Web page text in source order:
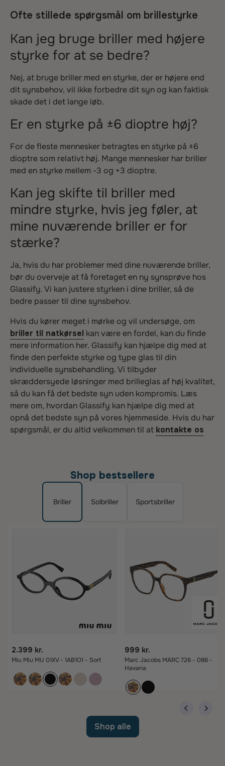
Ofte stillede spørgsmål om brillestyrke
Kan jeg bruge briller med højere
styrke for at se bedre?
Nej, at bruge briller med en styrke, der er højere end
dit synsbehov, vil ikke forbedre dit syn og kan faktisk
skade det i det lange løb.
Er en styrke på ±6 dioptre høj?
For de fleste mennesker betragtes en styrke på ±6
dioptre som relativt høj. Mange mennesker har briller
med en styrke mellem -3 og +3 dioptre.
Kan jeg skifte til briller med
mindre styrke, hvis jeg føler, at
mine nuværende briller er for
stærke?
Ja, hvis du har problemer med dine nuværende briller,
bør du overveje at få foretaget en ny synsprøve hos
Glassify. Vi kan justere styrken i dine briller, så de
bedre passer til dine synsbehov.
Hvis du kører meget i mørke og vil undersøge, om
briller til natkørsel kan være en fordel, kan du finde
mere information her. Glassify kan hjælpe dig med at
finde den perfekte styrke og type glas til din
individuelle synsbehandling. Vi tilbyder
skræddersyede løsninger med brilleglas af høj kvalitet,
så du kan få det bedste syn uden kompromis. Læs
mere om, hvordan Glassify kan hjælpe dig med at
opnå det bedste syn på vores hjemmeside. Hvis du har
spørgsmål, er du altid velkommen til at kontakte os
Shop bestsellere
Briller Solbriller Sportsbriller
2.399 kr.
Miu Miu MU 01XV - 1AB1O1 - Sort
999 kr.
Marc Jacobs MARC 726 - 086 -
Havana
Shop alle